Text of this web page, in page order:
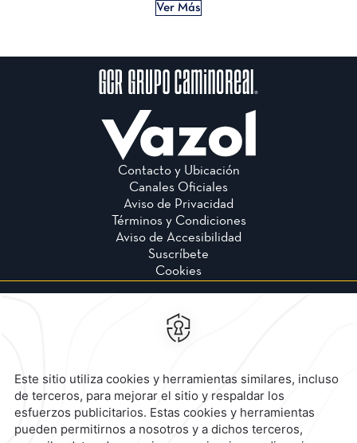
Ver Más
Contacto y Ubicación
Canales Oficiales
Aviso de Privacidad
Términos y Condiciones
Aviso de Accesibilidad
Suscríbete
Cookies
Calzada General Mariano
Escobedo 700, Anzures,
Reservaciones|800 901 2300
contacto@caminoreal.com
reservaciones@caminoreal.com